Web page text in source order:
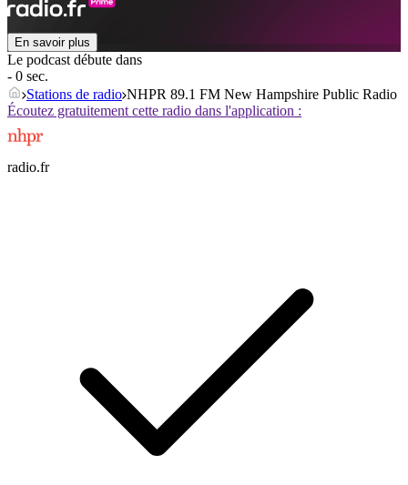
En savoir plus
Le podcast débute dans
- 0 sec.
Stations de radio NHPR 89.1 FM New Hampshire Public Radio
Écoutez gratuitement cette radio dans l'application :
radio.fr